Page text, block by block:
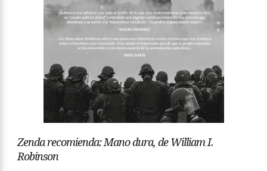
Zenda recomienda: Mano dura, de William I.
Robinson